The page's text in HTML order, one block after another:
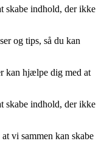
skabe indhold, der ikke
og tips, så du kan
kan hjælpe dig med at
skabe indhold, der ikke
vi sammen kan skabe